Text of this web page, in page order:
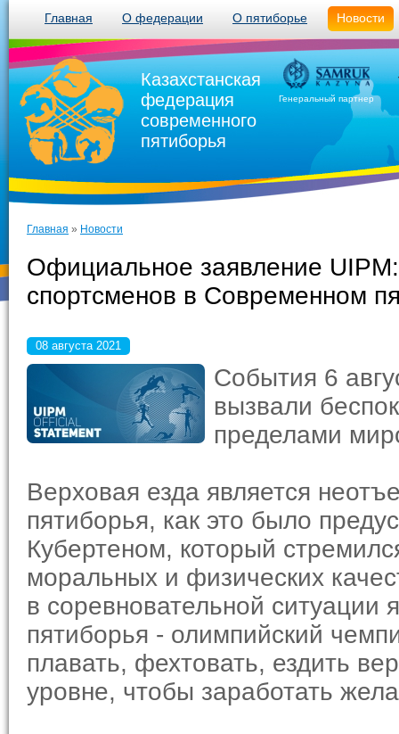
Главная О федерации О пятиборье Новости
Казахстанская
федерация
современного
пятиборья
Генеральный партнер
Главная » Новости
Официальное заявление
спортсменов в Современном
08 августа 2021
События 6
вызвали
пределами
Верховая езда является
пятиборья, как это было
Кубертеном, который
моральных и физических
в соревновательной ситуации
пятиборья - олимпийский
плавать, фехтовать, ездить
уровне, чтобы заработать